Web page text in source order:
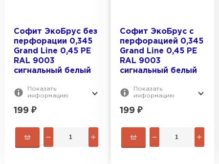
Софит ЭкоБрус без
перфорации 0,345
Grand Line 0,45 PE
RAL 9003
сигнальный белый
Показать
информацию
199 ₽
Софит ЭкоБрус с
перфорацией 0,345
Grand Line 0,45 PE
RAL 9003
сигнальный белый
Показать
информацию
199 ₽
Водосточная система